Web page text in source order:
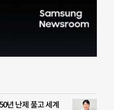
년 난제 풀고 세계